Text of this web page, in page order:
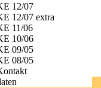
12/07
12/07 extra
11/06
10/06
09/05
08/05